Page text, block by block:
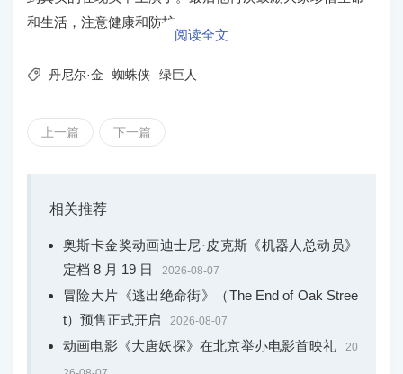
和生活，注意健康和防护。
阅读全文
 丹尼尔·金 蜘蛛侠 绿巨人
上一篇 下一篇
相关推荐
奥斯卡金奖动画迪士尼·皮克斯《机器人总动员》
定档 8 月 19 日
2026-08-07
冒险大片《逃出绝命街》（The End of Oak Stree
t）预售正式开启
2026-08-07
动画电影《大唐妖探》在北京举办电影首映礼 20